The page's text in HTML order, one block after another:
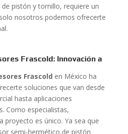
pistón y tornillo, requiere un
nosotros podemos ofrecerte
Frascold: Innovación a
Frascold en México ha
soluciones que van desde
hasta aplicaciones
Como especialistas,
proyecto es único. Ya sea que
semi-hermético de pistón